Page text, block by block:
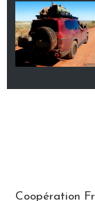
Coopération